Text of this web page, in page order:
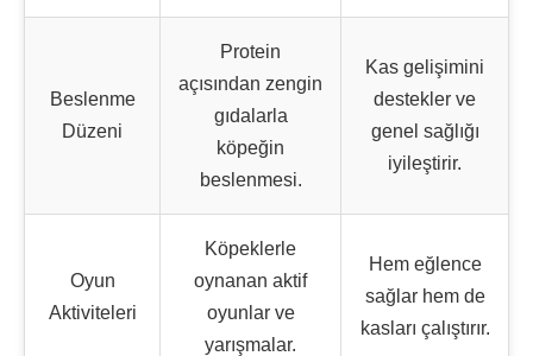
Beslenme
Düzeni
Protein
açısından zengin
gıdalarla
köpeğin
beslenmesi.
Kas gelişimini
destekler ve
genel sağlığı
iyileştirir.
Oyun
Aktiviteleri
Köpeklerle
oynanan aktif
oyunlar ve
yarışmalar.
Hem eğlence
sağlar hem de
kasları çalıştırır.